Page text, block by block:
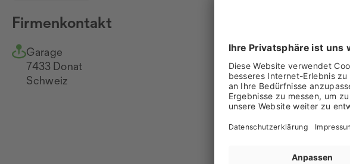
Firmenkontakt
Garage
7433 Donat
Schweiz
+41 81 661 12 70
Nachricht senden
www.nicca.ch